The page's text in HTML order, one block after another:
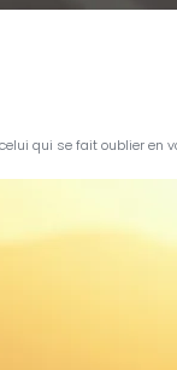
qui se fait oublier en